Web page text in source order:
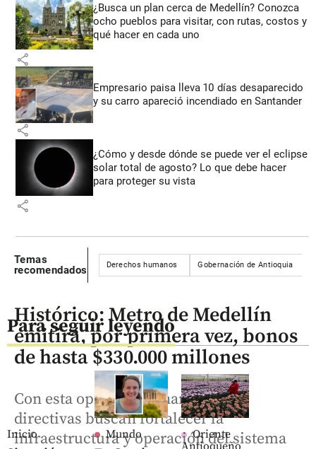
¿Busca un plan cerca de Medellín? Conozca
ocho pueblos para visitar, con rutas, costos y
qué hacer en cada uno
share
Empresario paisa lleva 10 días desaparecido
y su carro apareció incendiado en Santander
share
¿Cómo y desde dónde se puede ver el eclipse
solar total de agosto? Lo que debe hacer
para proteger su vista
share
Temas
recomendados
Derechos humanos Gobernación de Antioquia
Para seguir leyendo
Inicio Mundo
Oriente
Antioqueño
Histórico: Metro de Medellín
emitirá, por primera vez, bonos
de hasta $330.000 millones
Con esta operación financiera las
directivas buscan fortalecer la
infraestructura y operación del sistema